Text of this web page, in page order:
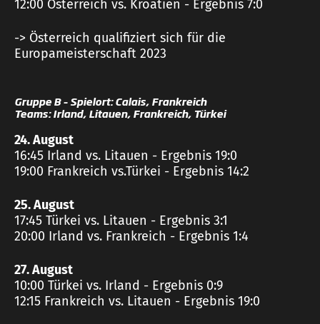
12:00 Österreich vs. Kroatien - Ergebnis 7:0
-> Österreich qualifiziert sich für die
Europameisterschaft 2023
Gruppe B – Spielort: Calais, Frankreich
Teams: Irland, Litauen, Frankreich, Türkei
24. August
16:45 Irland vs. Litauen - Ergebnis 19:0
19:00 Frankreich vs.Türkei - Ergebnis 14:2
25. August
17:45 Türkei vs. Litauen - Ergebnis 3:1
20:00 Irland vs. Frankreich - Ergebnis 1:4
27. August
10:00 Türkei vs. Irland - Ergebnis 0:9
12:15 Frankreich vs. Litauen - Ergebnis 19:0